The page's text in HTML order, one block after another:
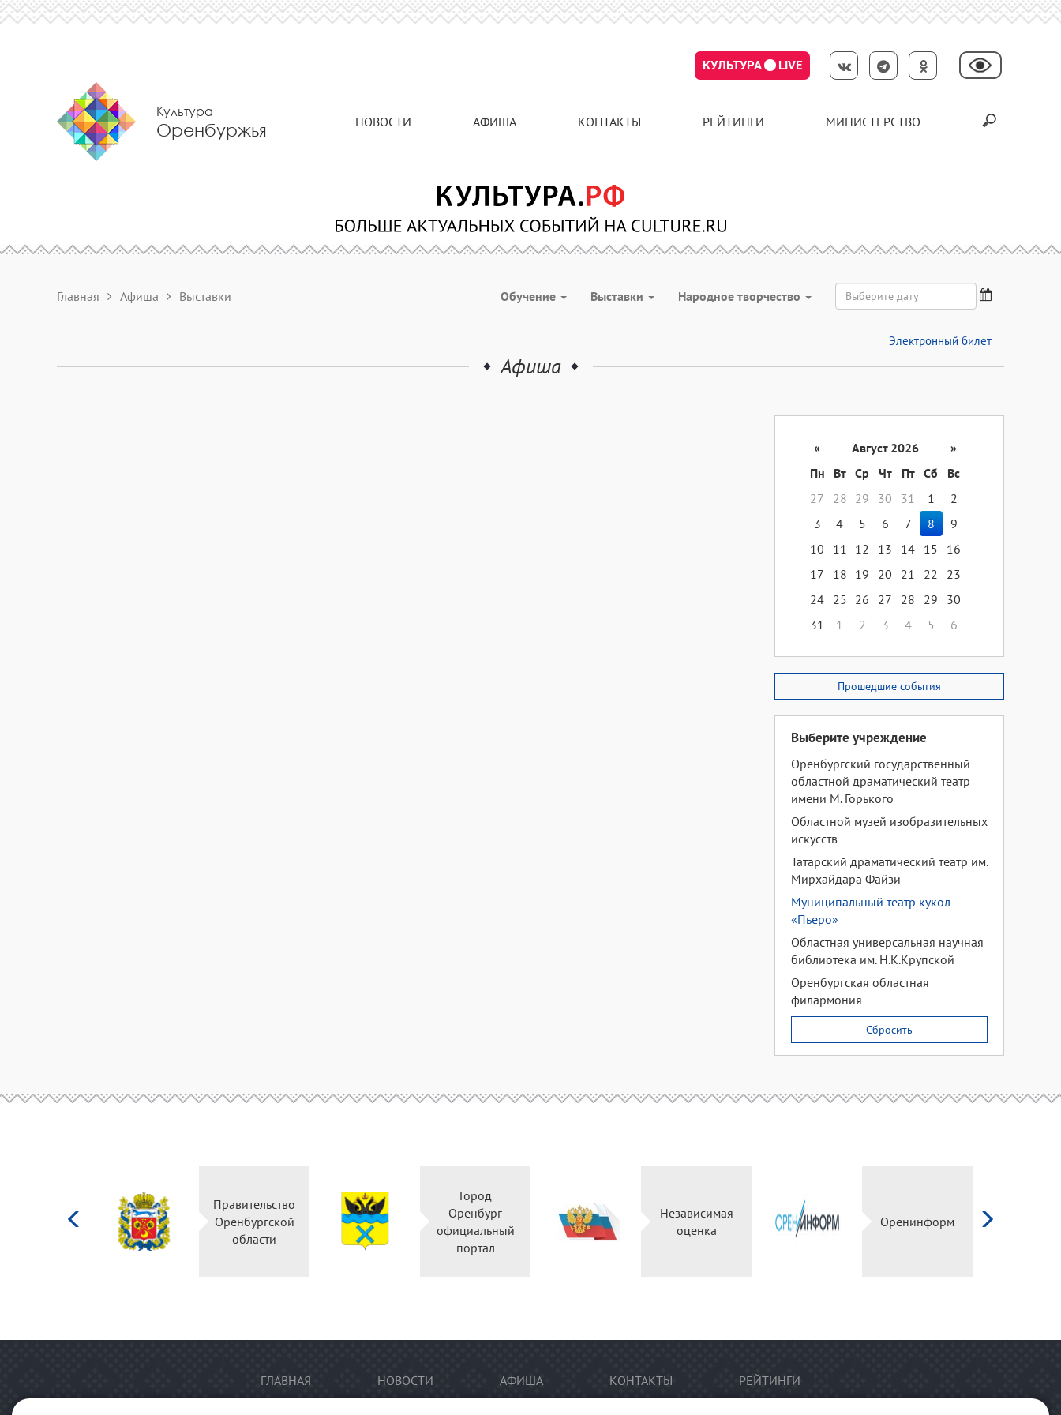
КУЛЬТУРА LIVE
Культура
Оренбуржья НОВОСТИ АФИША КОНТАКТЫ РЕЙТИНГИ МИНИСТЕРСТВО
Главная Афиша Выставки Обучение Выставки Народное творчество
Электронный билет
Афиша
« Август 2026
»
Пн
Вт Ср Чт Пт Сб
Вс
27
28 29 30 31 1
2
3
4 5 6 7 8
9
10
11 12 13 14 15
16
17
18 19 20 21 22
23
24 25 26 27 28 29
30
31
1 2 3 4 5 6
Прошедшие события
Выберите учреждение
Оренбургский государственный
областной драматический театр
имени М. Горького
Областной музей изобразительных
искусств
Татарский драматический театр им.
Мирхайдара Файзи
Муниципальный театр кукол
«Пьеро»
Областная универсальная научная
библиотека им. Н.К.Крупской
Оренбургская областная
филармония
Сбросить
Правительство
Оренбургской
области
Город
Оренбург
официальный
портал
Независимая
оценка
Оренинформ
ГЛАВНАЯ НОВОСТИ АФИША КОНТАКТЫ РЕЙТИНГИ